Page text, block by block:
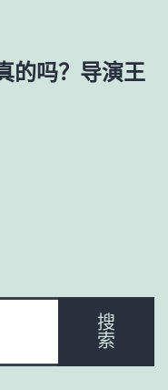
的吗？导演王
搜
索